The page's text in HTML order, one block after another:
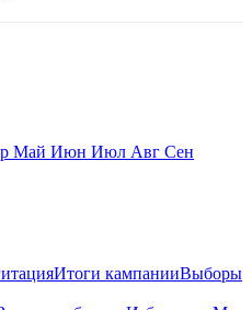
Май Июн Июл Авг Сен
Итоги кампанииВыборы